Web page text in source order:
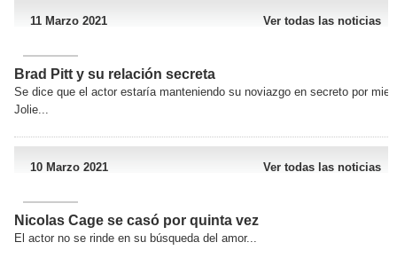
Iniciar sesión
11 Marzo 2021 Ver todas las noticias
Brad Pitt y su relación secreta
Se dice que el actor estaría manteniendo su noviazgo en secreto por
Jolie...
10 Marzo 2021 Ver todas las noticias
Nicolas Cage se casó por quinta vez
El actor no se rinde en su búsqueda del amor...